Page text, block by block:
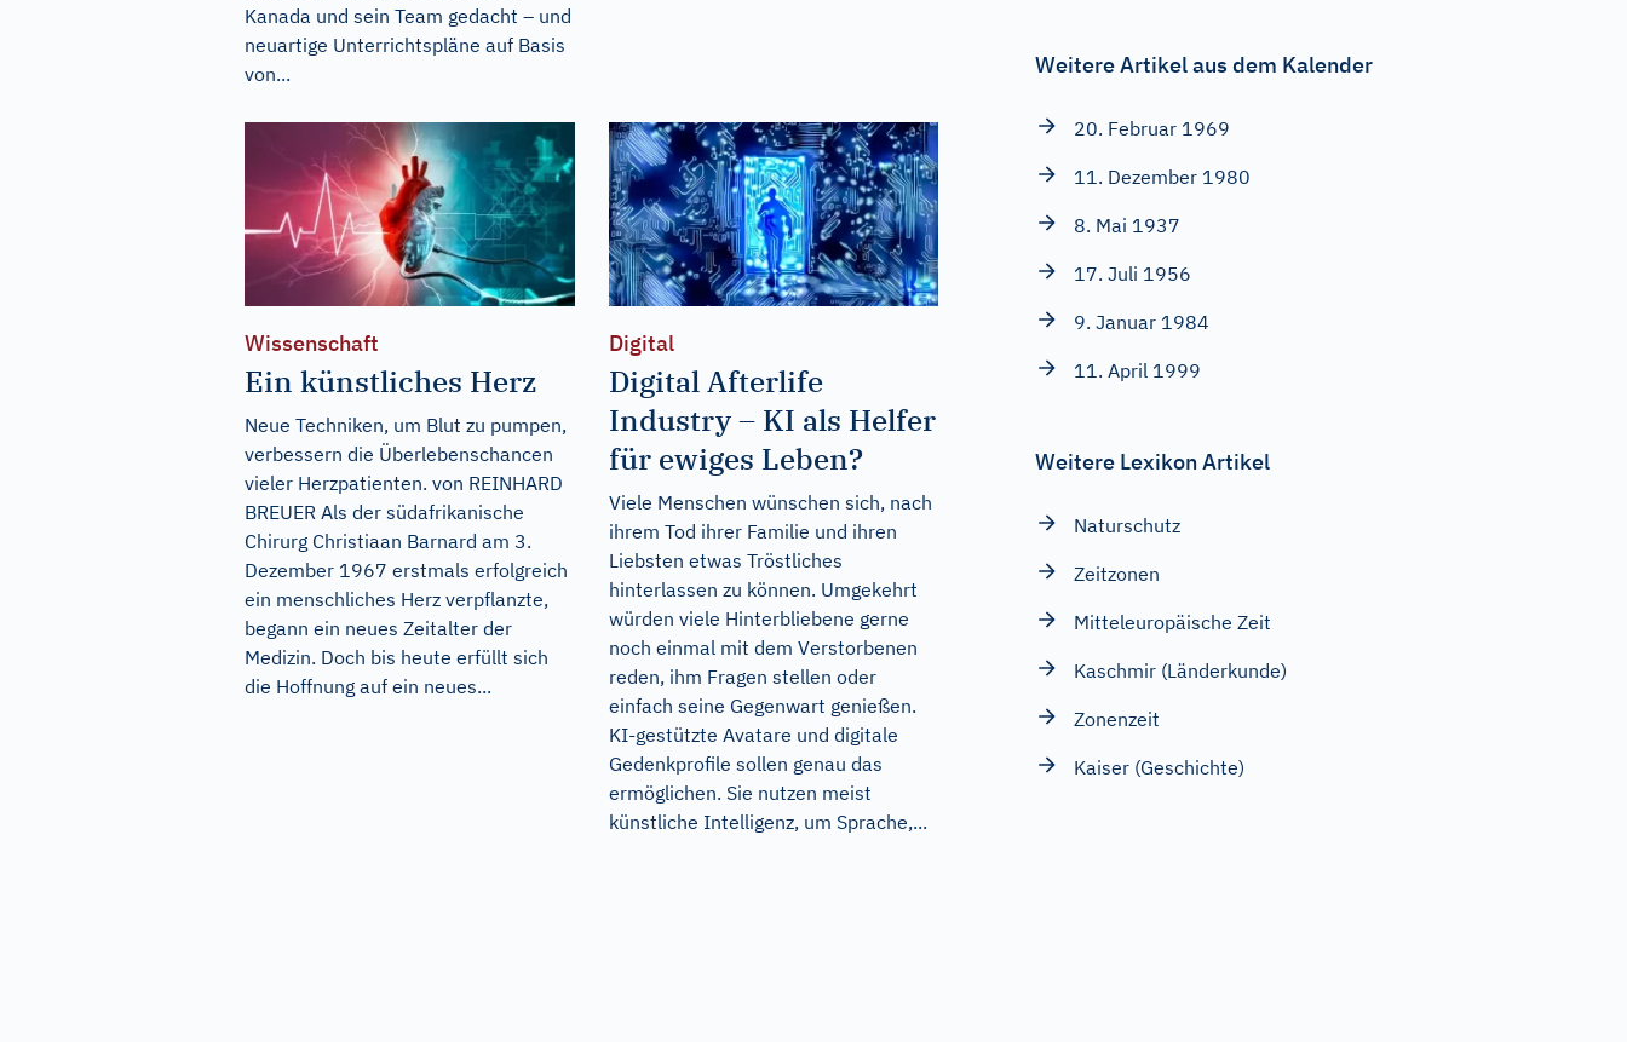
Kanada und sein Team gedacht – und
neuartige Unterrichtspläne auf Basis
von...
Wissenschaft
Ein künstliches Herz
Neue Techniken, um Blut zu pumpen,
verbessern die Überlebenschancen
vieler Herzpatienten. von REINHARD
BREUER Als der südafrikanische
Chirurg Christiaan Barnard am 3.
Dezember 1967 erstmals erfolgreich
ein menschliches Herz verpflanzte,
begann ein neues Zeitalter der
Medizin. Doch bis heute erfüllt sich
die Hoffnung auf ein neues...
Digital
Digital Afterlife
Industry – KI als Helfer
für ewiges Leben?
Viele Menschen wünschen sich, nach
ihrem Tod ihrer Familie und ihren
Liebsten etwas Tröstliches
hinterlassen zu können. Umgekehrt
würden viele Hinterbliebene gerne
noch einmal mit dem Verstorbenen
reden, ihm Fragen stellen oder
einfach seine Gegenwart genießen.
KI-gestützte Avatare und digitale
Gedenkprofile sollen genau das
ermöglichen. Sie nutzen meist
künstliche Intelligenz, um Sprache,...
Weitere Artikel aus dem Kalender
20. Februar 1969
11. Dezember 1980
8. Mai 1937
17. Juli 1956
9. Januar 1984
11. April 1999
Weitere Lexikon Artikel
Naturschutz
Zeitzonen
Mitteleuropäische Zeit
Kaschmir (Länderkunde)
Zonenzeit
Kaiser (Geschichte)